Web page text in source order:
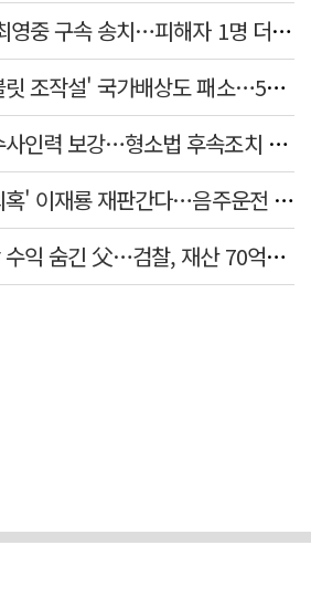
'아동 성매매 혐의' 최영중 구속 송치…피해자 1명 더 있었다
변희재, '최서원 태블릿 조작설' 국가배상도 패소…5천만원 청구 기각
경찰, 기동대 줄여 수사인력 보강…형소법 후속조치 본격화
'뺑소니 후 술타기 의혹' 이재룡 재판간다…음주운전 혐의 제외
아들 운영 불법 도박 수익 숨긴 父…검찰, 재산 70억원 몰수